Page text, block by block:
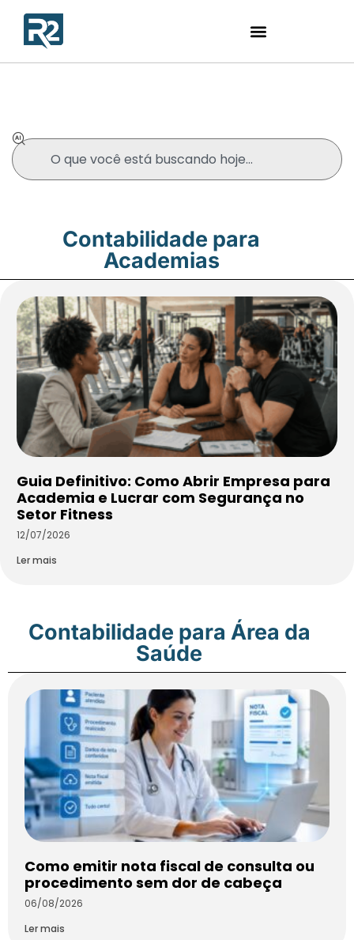
Contabilidade para
Academias
Guia Definitivo: Como Abrir Empresa para
Academia e Lucrar com Segurança no
Setor Fitness
12/07/2026
Ler mais
Contabilidade para Área da
Saúde
Como emitir nota fiscal de consulta ou
procedimento sem dor de cabeça
06/08/2026
Ler mais